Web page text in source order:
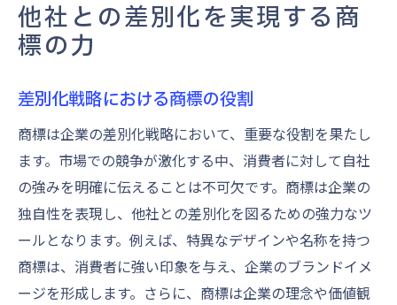
他社との差別化を実現する商
標の力
差別化戦略における商標の役割
商標は企業の差別化戦略において、重要な役割を果たし
ます。市場での競争が激化する中、消費者に対して自社
の強みを明確に伝えることは不可欠です。商標は企業の
独自性を表現し、他社との差別化を図るための強力なツ
ールとなります。例えば、特異なデザインや名称を持つ
商標は、消費者に強い印象を与え、企業のブランドイメ
ージを形成します。さらに、商標は企業の理念や価値観